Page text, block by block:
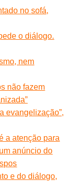
no sofá,
o diálogo.
nem
não fazem
evangelização”,
a atenção para
anúncio do
e do diálogo,